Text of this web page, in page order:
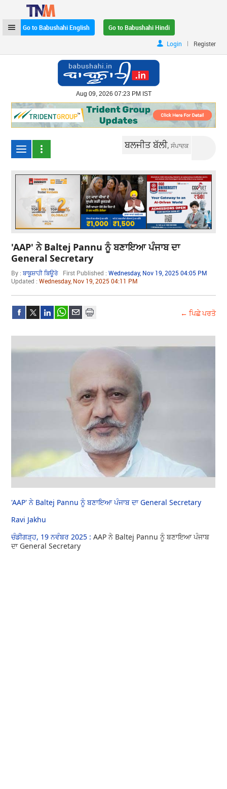
Go to Babushahi English
Go to Babushahi Hindi
Login
| Register
Aug 09, 2026 07:23 PM IST
ਬਲਜੀਤ ਬੱਲੀ,ਸੰਪਾਦਕ
'AAP' ਨੇ Baltej Pannu ਨੂੰ ਬਣਾਇਆ ਪੰਜਾਬ ਦਾ
General Secretary
By :ਬਾਬੂਸ਼ਾਹੀ ਬਿਊਰੋ First Published :Wednesday, Nov 19, 2025 04:05 PM
Updated :Wednesday, Nov 19, 2025 04:11 PM
← ਪਿਛੇ ਪਰਤੋ
'AAP' ਨੇ Baltej Pannu ਨੂੰ ਬਣਾਇਆ ਪੰਜਾਬ ਦਾ General Secretary
Ravi Jakhu
ਚੰਡੀਗੜ੍ਹ, 19 ਨਵੰਬਰ 2025 : AAP ਨੇ Baltej Pannu ਨੂੰ ਬਣਾਇਆ ਪੰਜਾਬ
ਦਾ General Secretary